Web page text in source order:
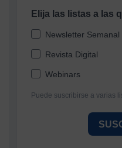
Elija las listas a las
Newsletter Semanal
Revista Digital
Webinars
Puede suscribirse a varias